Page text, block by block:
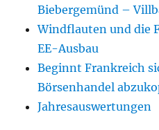
Biebergemünd –
Windflauten und die
EE-Ausbau
Beginnt Frankreich
Börsenhandel
Jahresauswertungen